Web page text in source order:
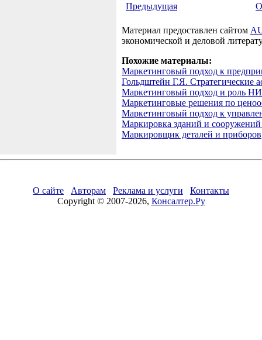
Предыдущая
Материал предоставлен сайтом
экономической и деловой
Похожие материалы:
Маркетинговый подход к
Гольдштейн Г.Я.
Маркетинговый подход и роль
Маркетинговые решения по
Маркетинговый подход к
Маркировка зданий и
Маркировщик деталей и приборов
О сайте Авторам Реклама и услуги
Контакты
Copyright © 2007-2026, Консалтер.Ру